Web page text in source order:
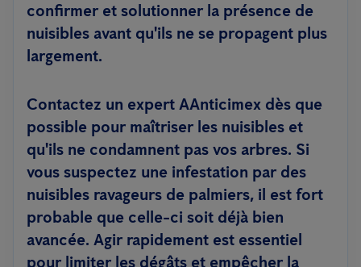
confirmer et solutionner la présence de
nuisibles avant qu'ils ne se propagent plus
largement.
Contactez un expert AAnticimex dès que
possible pour maîtriser les nuisibles et
qu'ils ne condamnent pas vos arbres. Si
vous suspectez une infestation par des
nuisibles ravageurs de palmiers, il est fort
probable que celle-ci soit déjà bien
avancée. Agir rapidement est essentiel
pour limiter les dégâts et empêcher la